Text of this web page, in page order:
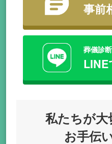
事前
葬儀診
私たちが大
お手伝